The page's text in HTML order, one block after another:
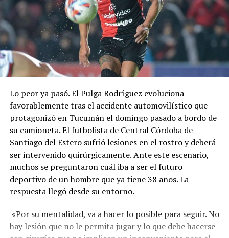
Lo peor ya pasó. El Pulga Rodríguez evoluciona
favorablemente tras el accidente automovilístico que
protagonizó en Tucumán el domingo pasado a bordo de
su camioneta. El futbolista de Central Córdoba de
Santiago del Estero sufrió lesiones en el rostro y deberá
ser intervenido quirúrgicamente. Ante este escenario,
muchos se preguntaron cuál iba a ser el futuro
deportivo de un hombre que ya tiene 38 años. La
respuesta llegó desde su entorno.
«Por su mentalidad, va a hacer lo posible para seguir. No
hay lesión que no le permita jugar y lo que debe hacerse